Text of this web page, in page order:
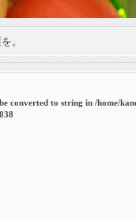
。
converted to string in /home/